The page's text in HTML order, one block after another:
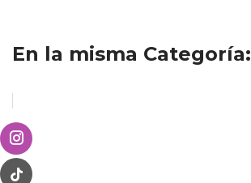
En la misma Categoría: